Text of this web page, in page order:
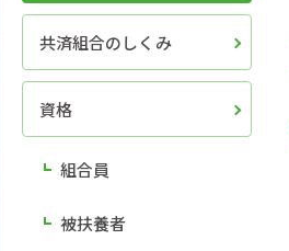
共済組合のしくみ
資格
組合員
被扶養者